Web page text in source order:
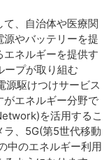
、自治体や医療関
やバッテリーを提
ネルギーを提供す
ープが取り組む
源駆けつけサービス
エネルギー分野で
を活用するこ
ラ、5G(第5世代移動
中のエネルギー利用